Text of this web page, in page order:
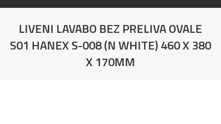
LIVENI LAVABO BEZ PRELIVA OVALE
S01 HANEX S-008 (N WHITE) 460 X 380
X 170MM